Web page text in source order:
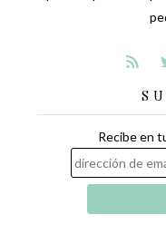
Recibe en